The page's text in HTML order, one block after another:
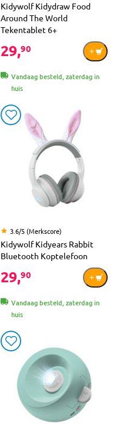
Kidywolf Kidydraw Food
Around The World
Tekentablet 6+
29,90
Vandaag besteld, zaterdag in
huis
3.6/5 (Merkscore)
Kidywolf Kidyears Rabbit
Bluetooth Koptelefoon
29,90
Vandaag besteld, zaterdag in
huis